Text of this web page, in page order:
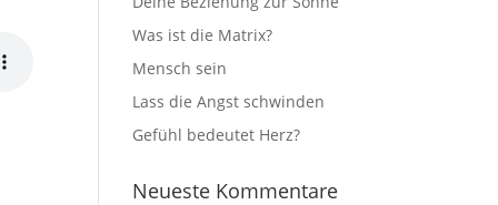
Was ist die Matrix?
Mensch sein
Lass die Angst schwinden
Gefühl bedeutet Herz?
Neueste Kommentare